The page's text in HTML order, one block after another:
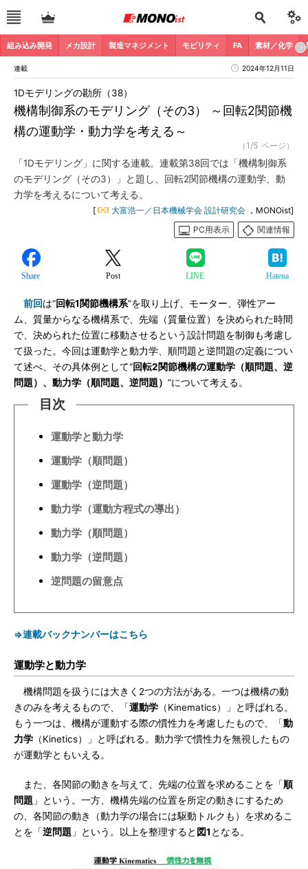
組み込み開発 メカ設計 製造マネジメント モビリティ FA 素材／化学
連載 2024年12月11日
機構制御系のモデリング（その3） ～回転2関節機
構の運動学・動力学を考える～
1Dモデリングの勘所（38）
（1/5 ページ）
「1Dモデリング」に関する連載。連載第38回では「機構制御系
のモデリング（その3）」と題し、回転2関節機構の運動学、動
力学を考えるについて考える。
[ 大富浩一／日本機械学会 設計研究会 ，MONOist]
PC用表示
関連情報
Share Post LINE Hatena
前回は“回転1関節機構系”を取り上げ、モーター、弾性アー
ム、質量からなる機構系で、先端（質量位置）を決められた時間
で、決められた位置に移動させるという設計問題を制御も考慮し
て扱った。今回は運動学と動力学、順問題と逆問題の定義につい
て述べ、その具体例として“回転2関節機構の運動学（順問題、逆
問題）、動力学（順問題、逆問題） ”について考える。
目次
運動学と動力学
運動学（順問題）
運動学（逆問題）
動力学（運動方程式の導出）
動力学（順問題）
動力学（逆問題）
逆問題の留意点
⇒連載バックナンバーはこちら
運動学と動力学
機構問題を扱うには大きく2つの方法がある。一つは機構の動
きのみを考えるもので、「運動学 （Kinematics）」と呼ばれる。
もう一つは、機構が運動する際の慣性力を考慮したもので、「動
力学 （Kinetics）」と呼ばれる。動力学で慣性力を無視したもの
が運動学ともいえる。
また、各関節の動きを与えて、先端の位置を求めることを「順
問題 」という。一方、機構先端の位置を所定の動きにするため
の、各関節の動き（動力学の場合には駆動トルクも）を求めるこ
とを「逆問題 」という。以上を整理すると 図1 となる。